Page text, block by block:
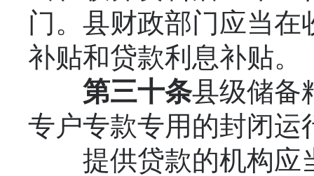
门。县财政部门应当在
补贴和贷款利息补贴。
第三十条县级储备
专户专款专用的封闭运
提供贷款的机构应